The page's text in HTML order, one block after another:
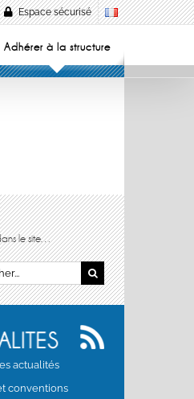
Espace sécurisé
Adhérer à la structure
le site…
actualités
conventions